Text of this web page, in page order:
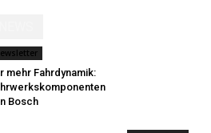
mehr Fahrdynamik:
Bosch